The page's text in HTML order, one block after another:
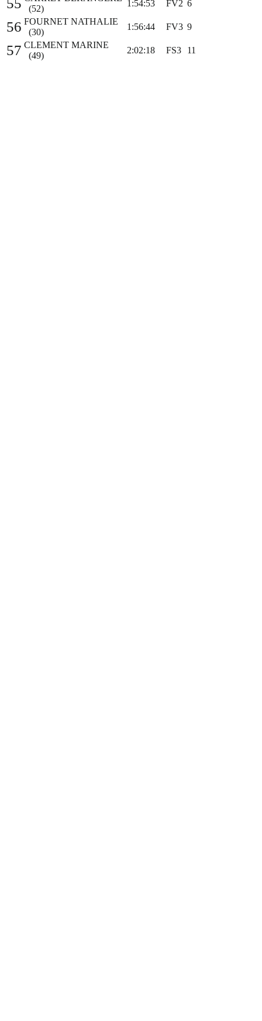
55
(52)
1:54:53 FV2 6
56 FOURNET NATHALIE
(30)
1:56:44 FV3 9
57 CLEMENT MARINE
(49)
2:02:18 FS3 11